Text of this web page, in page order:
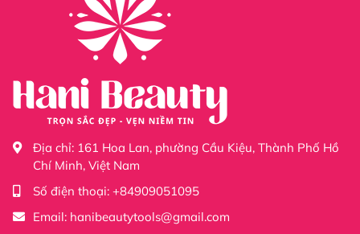
Địa chỉ: 161 Hoa Lan, phường Cầu Kiệu, Thành Phố Hồ
Chí Minh, Việt Nam
Số điện thoại: +84909051095
Email: hanibeautytools@gmail.com